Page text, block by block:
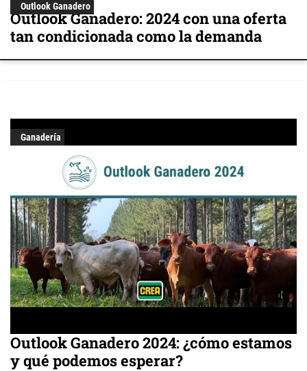
Outlook Ganadero
Outlook Ganadero: 2024 con una oferta
tan condicionada como la demanda
Ganadería
Outlook Ganadero 2024: ¿cómo estamos
y qué podemos esperar?